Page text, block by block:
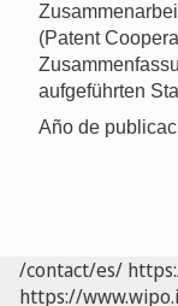
(Patent
aufgeführten
Año de
/contact/es/
https://